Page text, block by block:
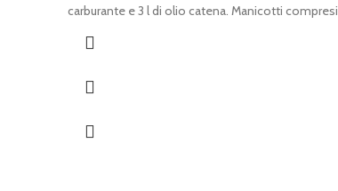
originaleattuale
carburante e 3 l di olio catena. Manicotti compresi